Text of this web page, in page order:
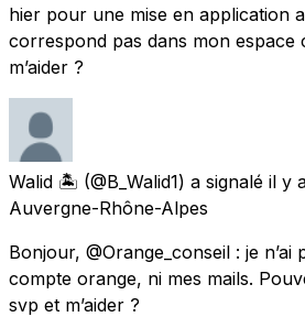
hier pour une mise en application
correspond pas dans mon espace
m’aider ?
Walid 🏝 (@B_Walid1) a signalé il y
Auvergne-Rhône-Alpes
Bonjour, @Orange_conseil : je n’ai
compte orange, ni mes mails.
svp et m’aider ?